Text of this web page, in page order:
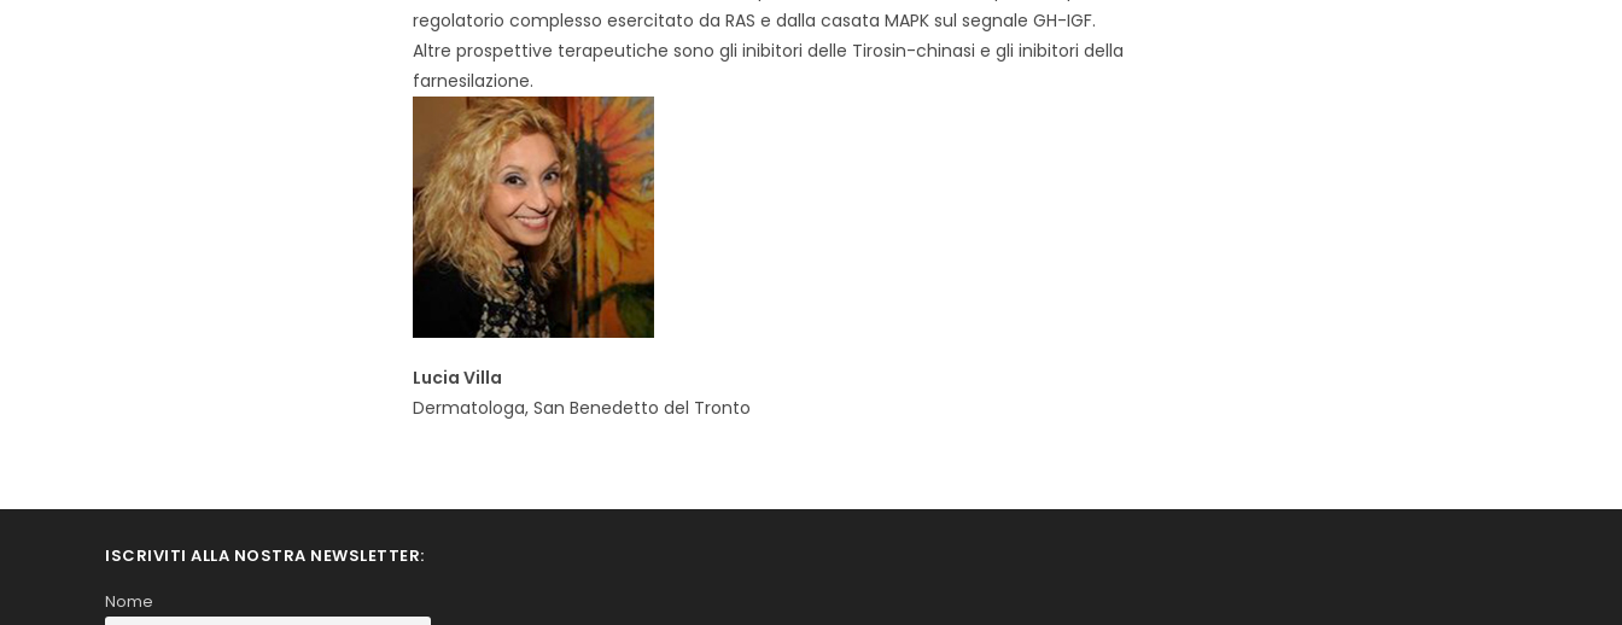
regolatorio complesso esercitato da RAS e dalla casata MAPK sul segnale GH-IGF.
Altre prospettive terapeutiche sono gli inibitori delle Tirosin-chinasi e gli inibitori della
farnesilazione.
Lucia Villa
Dermatologa, San Benedetto del Tronto
ISCRIVITI ALLA NOSTRA NEWSLETTER:
Nome